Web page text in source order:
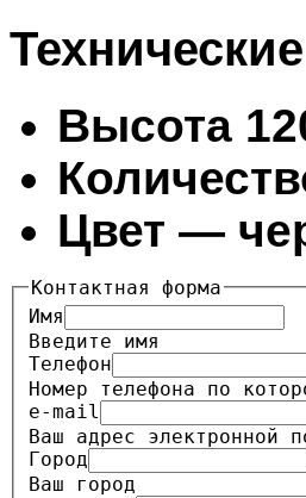
Высота
Цвет —
Контактная форма
Имя
Введите имя
Телефон
Номер телефона по
e-mail
Ваш адрес электронной
Город
Ваш город